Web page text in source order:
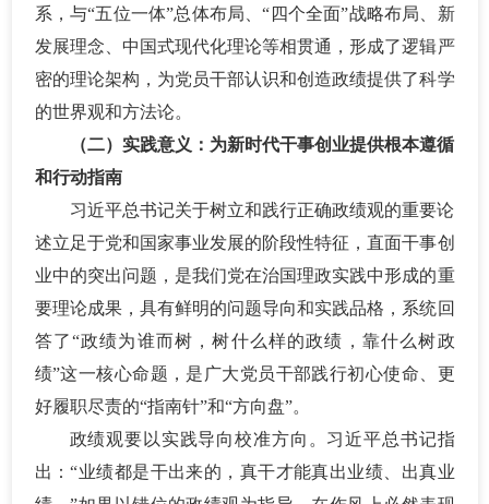
系，与“五位一体”总体布局、“四个全面”战略布局、新
发展理念、中国式现代化理论等相贯通，形成了逻辑严
密的理论架构，为党员干部认识和创造政绩提供了科学
的世界观和方法论。
（二）实践意义：为新时代干事创业提供根本遵循
和行动指南
习近平总书记关于树立和践行正确政绩观的重要论
述立足于党和国家事业发展的阶段性特征，直面干事创
业中的突出问题，是我们党在治国理政实践中形成的重
要理论成果，具有鲜明的问题导向和实践品格，系统回
答了“政绩为谁而树，树什么样的政绩，靠什么树政
绩”这一核心命题，是广大党员干部践行初心使命、更
好履职尽责的“指南针”和“方向盘”。
政绩观要以实践导向校准方向。习近平总书记指
出：“业绩都是干出来的，真干才能真出业绩、出真业